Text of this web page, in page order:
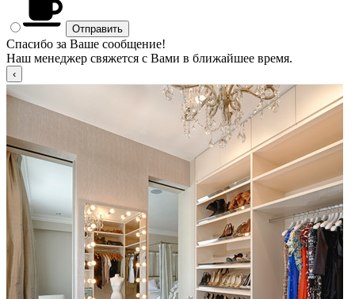
Спасибо за Ваше сообщение!
Наш менеджер свяжется с Вами в ближайшее время.